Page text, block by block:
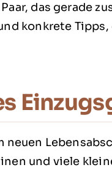
das gerade
konkrete
neuen
und viele